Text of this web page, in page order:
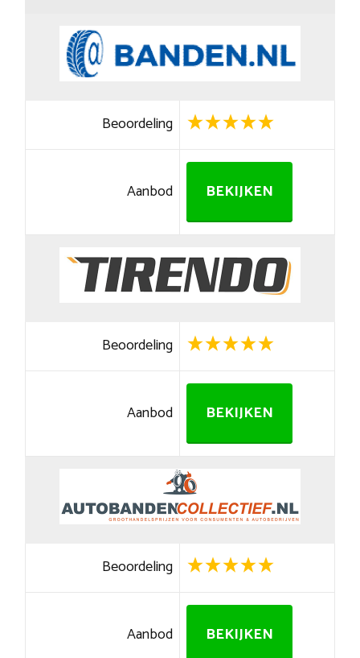
Beoordeling
Aanbod BEKIJKEN
Beoordeling
Aanbod BEKIJKEN
Beoordeling
Aanbod BEKIJKEN